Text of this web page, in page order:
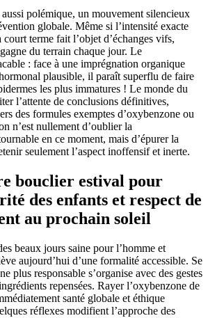
polémique, un mouvement silencieux
globale. Même si l’intensité exacte
court terme fait l’objet d’échanges vifs,
du terrain chaque jour. Le
: face à une imprégnation organique
plausible, il paraît superflu de faire
les plus immatures ! Le monde du
l’attente de conclusions définitives,
des formules exemptes d’oxybenzone ou
n’est nullement d’oublier la
en ce moment, mais d’épurer la
seulement l’aspect inoffensif et inerte.
bouclier estival pour
des enfants et respect de
au prochain soleil
beaux jours saine pour l’homme et
aujourd’hui d’une formalité accessible. Se
plus responsable s’organise avec des gestes
repensées. Rayer l’oxybenzone de
santé globale et éthique
réflexes modifient l’approche des